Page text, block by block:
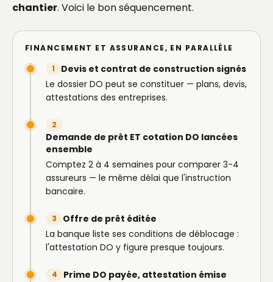
chantier. Voici le bon séquencement.
FINANCEMENT ET ASSURANCE, EN PARALLÈLE
1
Devis et contrat de construction signés
Le dossier DO peut se constituer — plans, devis,
attestations des entreprises.
2
Demande de prêt ET cotation DO lancées
ensemble
Comptez 2 à 4 semaines pour comparer 3-4
assureurs — le même délai que l'instruction
bancaire.
3
Offre de prêt éditée
La banque liste ses conditions de déblocage :
l'attestation DO y figure presque toujours.
4
Prime DO payée, attestation émise